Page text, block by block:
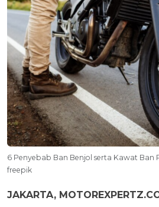
6 Penyebab Ban Benjol serta Kawat Ban
freepik
JAKARTA,